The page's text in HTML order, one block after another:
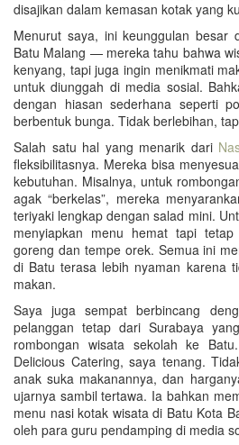
disajikan dalam kemasan kotak yang
Menurut saya, ini keunggulan besar
Batu Malang — mereka tahu bahwa
kenyang, tapi juga ingin menikmati
untuk diunggah di media sosial.
dengan hiasan sederhana seperti
berbentuk bunga. Tidak berlebihan,
Salah satu hal yang menarik dari
fleksibilitasnya. Mereka bisa
kebutuhan. Misalnya, untuk
agak “berkelas”, mereka
teriyaki lengkap dengan salad mini.
menyiapkan menu hemat tapi
goreng dan tempe orek. Semua ini
di Batu terasa lebih nyaman karena
makan.
Saya juga sempat berbincang
pelanggan tetap dari Surabaya
rombongan wisata sekolah ke
Delicious Catering, saya tenang.
anak suka makanannya, dan
ujarnya sambil tertawa. Ia bahkan
menu nasi kotak wisata di Batu Kota
oleh para guru pendamping di media